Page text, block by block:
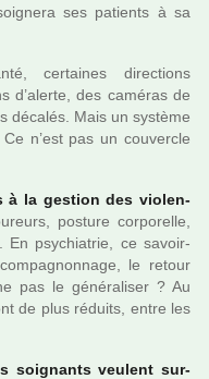
ses patients à sa
cer­tai­nes direc­tions
d’alerte, des camé­ras de
déca­lés. Mais un sys­tème
n’est pas un cou­ver­cle
à la ges­tion des vio­len­
pos­ture cor­po­relle,
En psy­chia­trie, ce savoir-
le retour
pas le géné­ra­li­ser ? Au
de plus réduits, entre les
soi­gnants veu­lent sur­